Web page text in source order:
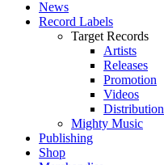
News
Record Labels
Target Records
Artists
Releases
Promotion
Videos
Distribution
Mighty Music
Publishing
Shop